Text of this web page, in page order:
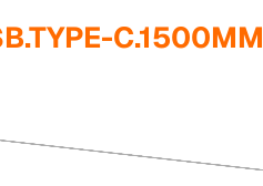
C.1500MM